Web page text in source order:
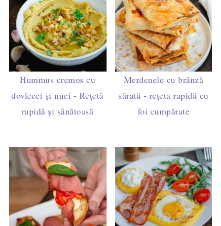
Hummus cremos cu
dovlecei și nuci - Rețetă
rapidă și sănătoasă
Merdenele cu brânză
sărată - rețeta rapidă cu
foi cumpărate